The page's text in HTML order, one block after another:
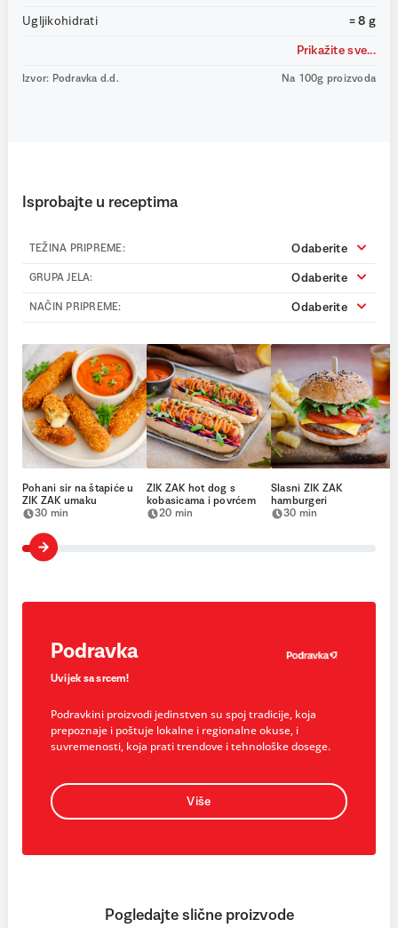
Ugljikohidrati = 8 g
Prikažite sve...
Izvor: Podravka d.d. Na 100g proizvoda
Isprobajte u receptima
TEŽINA PRIPREME: Odaberite
GRUPA JELA: Odaberite
NAČIN PRIPREME: Odaberite
Pohani sir na štapiće u
ZIK ZAK umaku
30 min
ZIK ZAK hot dog s
kobasicama i povrćem
20 min
Slasni ZIK ZAK
hamburgeri
30 min
Podravka
Uvijek sa srcem!
Podravkini proizvodi jedinstven su spoj tradicije, koja
prepoznaje i poštuje lokalne i regionalne okuse, i
suvremenosti, koja prati trendove i tehnološke dosege.
Više
Pogledajte slične proizvode